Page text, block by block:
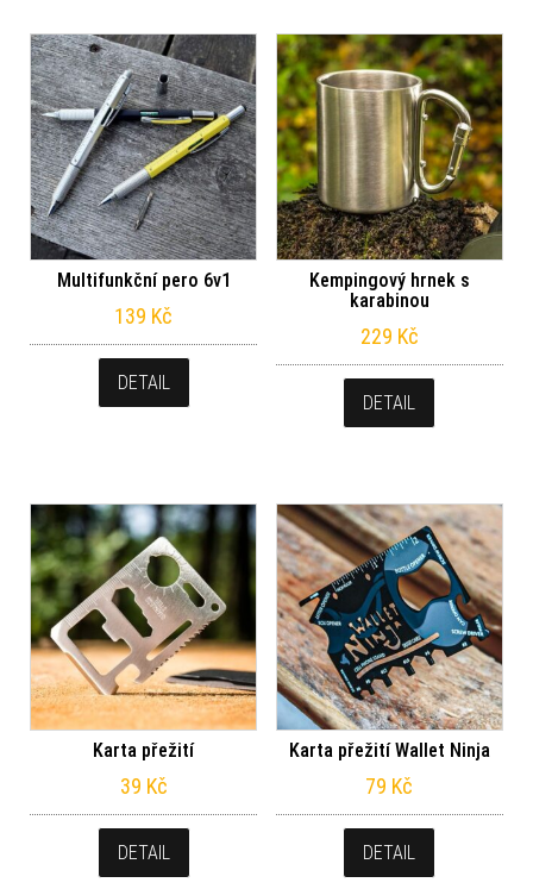
Multifunkční pero 6v1
139 Kč
DETAIL
Kempingový hrnek s
karabinou
229 Kč
DETAIL
Karta přežití
39 Kč
DETAIL
Karta přežití Wallet Ninja
79 Kč
DETAIL